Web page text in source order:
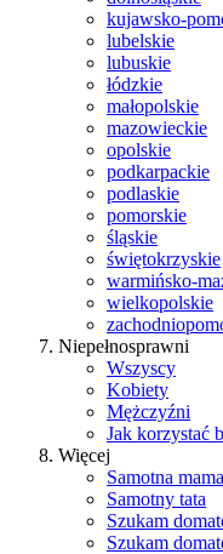
kujawsko-
lubelskie
lubuskie
łódzkie
małopolskie
mazowieckie
opolskie
podkarpackie
podlaskie
pomorskie
śląskie
świętokrzyskie
warmińsko-
wielkopolskie
Niepełnosprawni
Wszyscy
Kobiety
Mężczyźni
Jak korzystać
Więcej
Samotna mama
Samotny tata
Szukam
Szukam